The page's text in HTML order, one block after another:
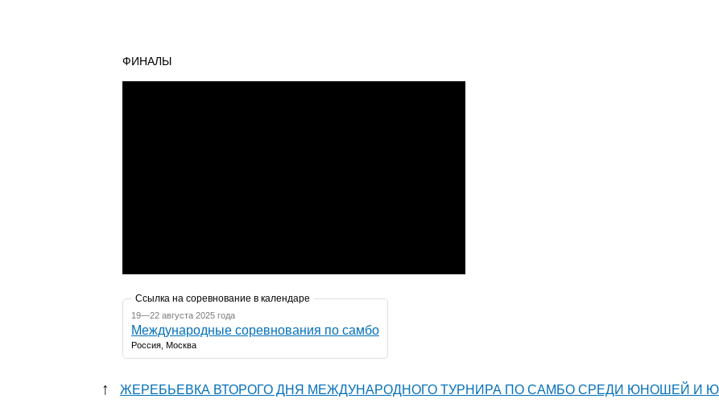
ФИНАЛЫ
Ссылка на соревнование в календаре
19—22 августа 2025 года
Международные соревнования по самбо
Россия, Москва
↑ ЖЕРЕБЬЕВКА ВТОРОГО ДНЯ МЕЖДУНАРОДНОГО ТУРНИРА ПО САМБО СРЕДИ ЮНОШЕЙ И